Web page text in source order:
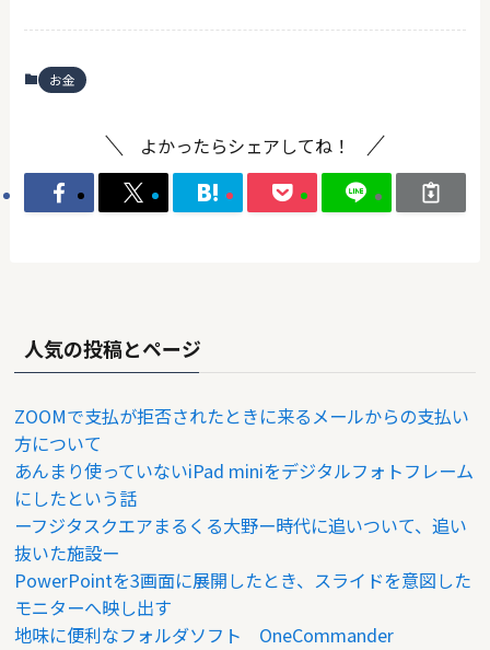
お金
よかったらシェアしてね！
人気の投稿とページ
ZOOMで支払が拒否されたときに来るメールからの支払い
方について
あんまり使っていないiPad miniをデジタルフォトフレーム
にしたという話
ーフジタスクエアまるくる大野ー時代に追いついて、追い
抜いた施設ー
PowerPointを3画面に展開したとき、スライドを意図した
モニターへ映し出す
地味に便利なフォルダソフト OneCommander